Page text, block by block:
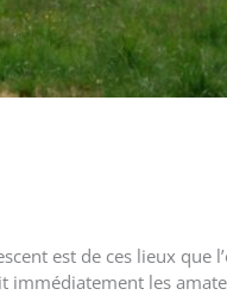
est de ces lieux
les